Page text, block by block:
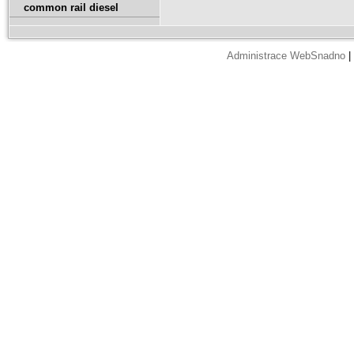
common rail diesel
Administrace WebSnadno|